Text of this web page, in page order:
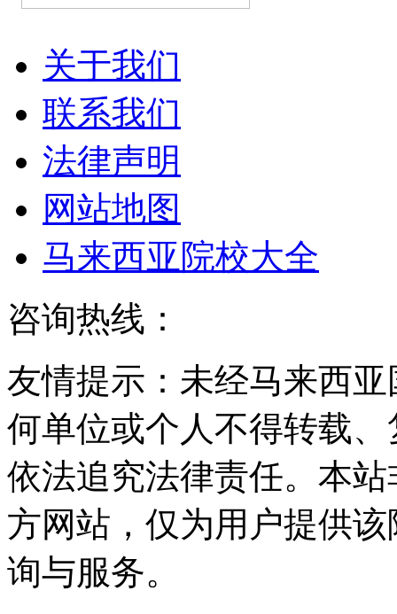
关于我们
联系我们
法律声明
网站地图
马来西亚院校大全
咨询热线：
友情提示：未经马来西
何单位或个人不得转载
依法追究法律责任。本
方网站，仅为用户提供
询与服务。